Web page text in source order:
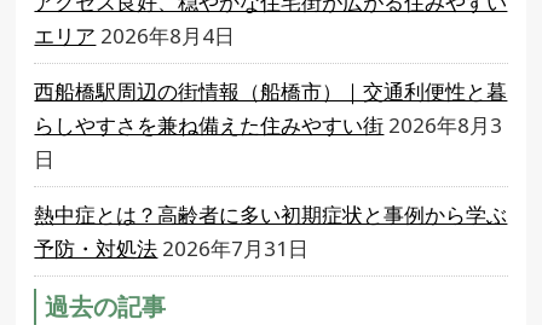
エリア 2026年8月4日
西船橋駅周辺の街情報（船橋市）｜交通利便性と暮
らしやすさを兼ね備えた住みやすい街 2026年8月3
日
熱中症とは？高齢者に多い初期症状と事例から学ぶ
予防・対処法 2026年7月31日
過去の記事